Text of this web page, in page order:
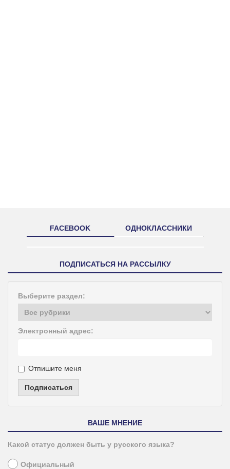
FACEBOOK ОДНОКЛАССНИКИ
ПОДПИСАТЬСЯ НА РАССЫЛКУ
Выберите раздел:
Электронный адрес:
Отпишите меня
Подписаться
ВАШЕ МНЕНИЕ
Какой статус должен быть у русского языка?
Официальный